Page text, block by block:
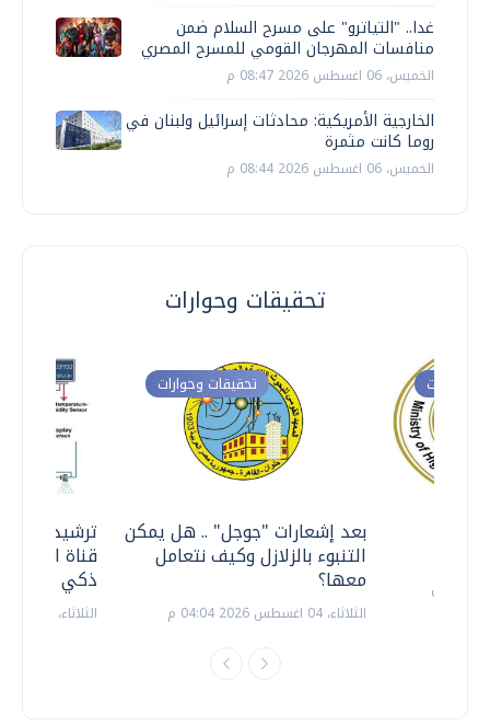
غدا.. "التياترو" على مسرح السلام ضمن
منافسات المهرجان القومي للمسرح المصري
الخميس، 06 اغسطس 2026 08:47 م
الخارجية الأمريكية: محادثات إسرائيل ولبنان في
روما كانت مثمرة
الخميس، 06 اغسطس 2026 08:44 م
تحقيقات وحوارات
ترشيدا
قناة
ذكي
الثلاثاء، 14 يوليو 2026 06:11 م
تحقيقات وحوارات
بعد إشعارات "جوجل" .. هل يمكن
التنبوء بالزلازل وكيف نتعامل
معها؟
الثلاثاء، 04 اغسطس 2026 04:04 م
وحوارات